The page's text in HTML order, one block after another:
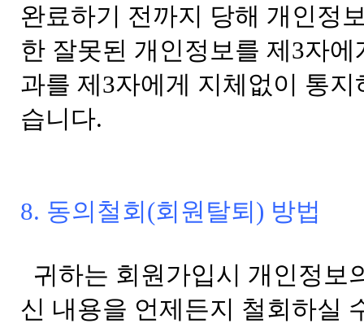
완료하기 전까지 당해 개인정
한 잘못된 개인정보를 제3자
과를 제3자에게 지체없이 통
습니다.
8. 동의철회(회원탈퇴) 방법
귀하는 회원가입시 개인정보
신 내용을 언제든지 철회하실